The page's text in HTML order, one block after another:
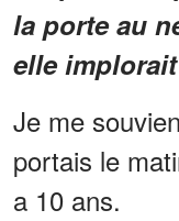
la porte au
elle
Je me
portais le
a 10 ans.